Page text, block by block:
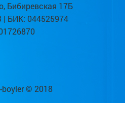
Бибиревская 17Б
| БИК: 044525974
boyler © 2018